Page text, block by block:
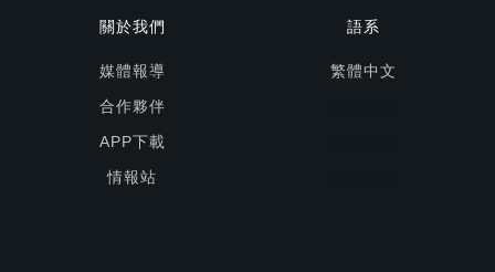
關於我們
媒體報導
合作夥伴
APP下載
情報站
語系
繁體中文